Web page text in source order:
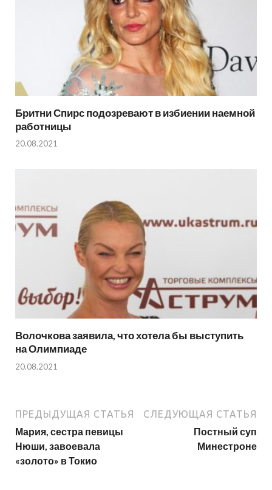
Бритни Спирс подозревают в избиении наемной
работницы
20.08.2021
Волочкова заявила, что хотела бы выступить
на Олимпиаде
20.08.2021
ПРЕДЫДУЩАЯ СТАТЬЯ
Мария, сестра певицы
Нюши, завоевала
«золото» в Токио
СЛЕДУЮЩАЯ СТАТЬЯ
Постный суп
Минестроне